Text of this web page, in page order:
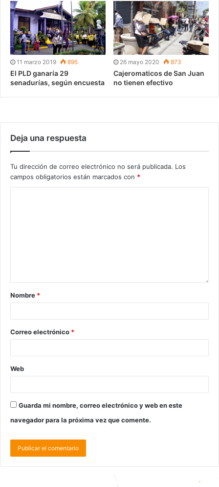
11 marzo 2019 895
El PLD ganaría 29
senadurías, según encuesta
26 mayo 2020 873
Cajeromaticos de San Juan
no tienen efectivo
Deja una respuesta
Tu dirección de correo electrónico no será publicada. Los
campos obligatorios están marcados con *
Nombre *
Correo electrónico *
Web
Guarda mi nombre, correo electrónico y web en este
navegador para la próxima vez que comente.